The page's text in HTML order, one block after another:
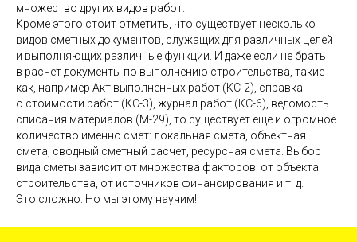
множество других видов работ.
Кроме этого стоит отметить, что существует несколько
видов сметных документов, служащих для различных целей
и выполняющих различные функции. И даже если не брать
в расчет документы по выполнению строительства, такие
как, например Акт выполненных работ (КС-2), справка
о стоимости работ (КС-3), журнал работ (КС-6), ведомость
списания материалов (М-29), то существует еще и огромное
количество именно смет: локальная смета, объектная
смета, сводный сметный расчет, ресурсная смета. Выбор
вида сметы зависит от множества факторов: от объекта
строительства, от источников финансирования и т. д.
Это сложно. Но мы этому научим!